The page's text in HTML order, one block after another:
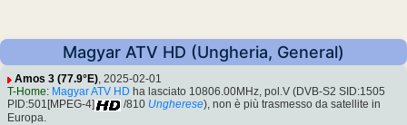
Magyar ATV HD (Ungheria, General)
Amos 3 (77.9°E), 2025-02-01
T-Home: Magyar ATV HD ha lasciato 10806.00MHz, pol.V (DVB-S2 SID:1505
PID:501[MPEG-4]
/810 Ungherese), non è più trasmesso da satellite in
Europa.